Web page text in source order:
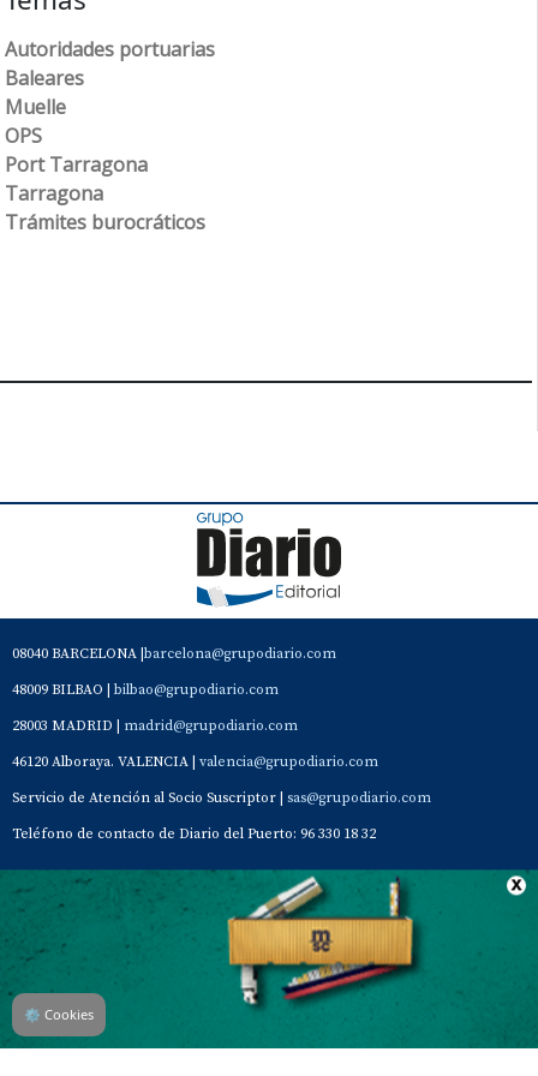
Autoridades portuarias
Baleares
Muelle
OPS
Port Tarragona
Tarragona
Trámites burocráticos
08040 BARCELONA | barcelona@grupodiario.com
48009 BILBAO | bilbao@grupodiario.com
28003 MADRID | madrid@grupodiario.com
46120 Alboraya. VALENCIA | valencia@grupodiario.com
Servicio de Atención al Socio Suscriptor | sas@grupodiario.com
Teléfono de contacto de Diario del Puerto: 96 330 18 32
Contacto Aviso Legal Quiénes somos Política de privacidad
⚙ Cookies